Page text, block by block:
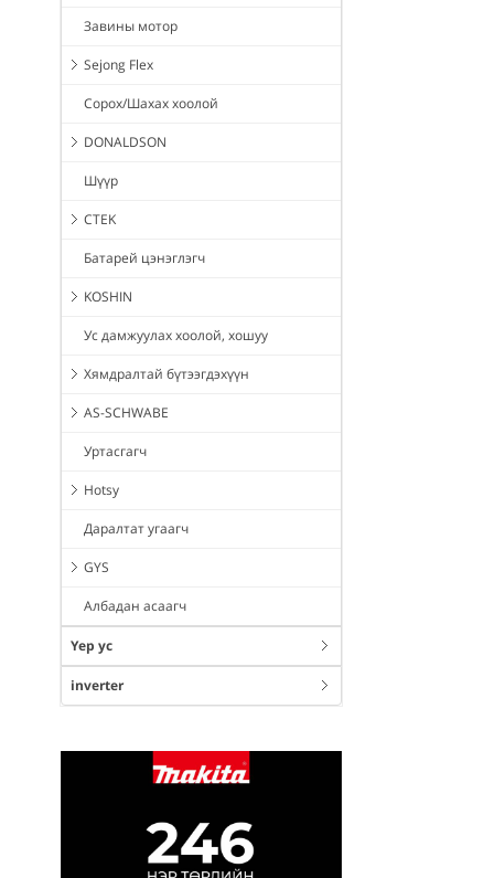
Завины мотор
Sejong Flex
Сорох/Шахах хоолой
DONALDSON
Шүүр
CTEK
Батарей цэнэглэгч
KOSHIN
Ус дамжуулах хоолой, хошуу
Хямдралтай бүтээгдэхүүн
AS-SCHWABE
Уртасгагч
Hotsy
Даралтат угаагч
GYS
Албадан асаагч
Үер ус
inverter